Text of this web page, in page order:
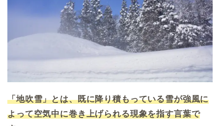
「地吹雪」とは、既に降り積もっている雪が強風に
よって空気中に巻き上げられる現象を指す言葉で